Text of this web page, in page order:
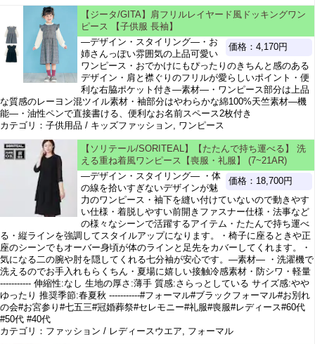
【ジータ/GITA】肩フリルレイヤード風ドッキングワン
ピース 【子供服 長袖】
価格：4,170円
―デザイン・スタイリング―・お
姉さんっぽい雰囲気の上品可愛い
ワンピース・おでかけにもぴったりのきちんと感のある
デザイン・肩と襟ぐりのフリルが愛らしいポイント・便
利な右脇ポケット付き―素材―・ワンピース部分は上品
な質感のレーヨン混ツイル素材・袖部分はやわらかな綿100%天竺素材―機
能―・油性ペンで直接書ける、便利なお名前スペース2枚付き
カテゴリ：子供用品 / キッズファッション, ワンピース
【ソリテール/SORITEAL】【たたんで持ち運べる】 洗
える重ね着風ワンピース【喪服・礼服】 (7~21AR)
価格：18,700円
―デザイン・スタイリング― ・体
の線を拾いすぎないデザインが魅
力のワンピース・袖下を縫い付けていないので動きやす
い仕様・着脱しやすい前開きファスナー仕様・法事など
の様々なシーンで活躍するアイテム・たたんで持ち運べ
る・縦ラインを強調してスタイルアップになります。・椅子に座るときや正
座のシーンでもオーバー身頃が体のラインと足先をカバーしてくれます。・
気になる二の腕や肘を隠してくれる七分袖が安心です。―素材― ・洗濯機で
洗えるのでお手入れもらくちん・夏場に嬉しい接触冷感素材・防シワ・軽量
----------- 伸縮性:なし 生地の厚さ:薄手 質感:さらっとしている サイズ感:やや
ゆったり 推奨季節:春夏秋 -----------#フォーマル#ブラックフォーマル#お別れ
の会#お宮参り#七五三#冠婚葬祭#セレモニー#礼服#喪服#レディース#60代
#50代 #40代
カテゴリ：ファッション / レディースウエア, フォーマル